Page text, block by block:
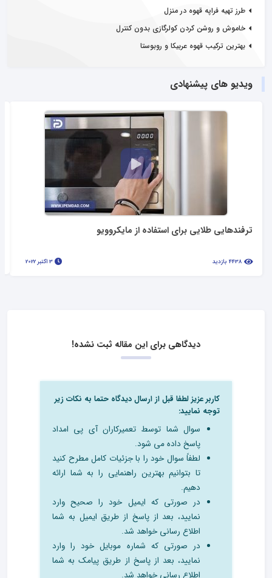
طرز تهیه فراپه قهوه در منزل
خاموش و روشن کردن کولرگازی بدون کنترل
بهترین ترکیب قهوه عربیکا و روبوستا
ویدیو های پیشنهادی
ترفندهایی طلایی برای استفاده از مایکروویو
دیدگاهی برای این مقاله ثبت نشده!
کاربر عزیز لطفا قبل از ارسال دیدگاه حتما به نکات زیر
توجه نمایید:
سوال شما توسط تعمیرکاران آی پی امداد
پاسخ داده می شود.
لطفاً سوال خود را با جزئیات کامل مطرح کنید
تا بتوانیم بهترین راهنمایی را به شما ارائه
دهیم.
در صورتی که ایمیل خود را صحیح وارد
نمایید، بعد از پاسخ از طریق ایمیل به شما
اطلاع رسانی خواهد شد.
در صورتی که شماره موبایل خود را وارد
نمایید، بعد از پاسخ از طریق پیامک به شما
اطلاع رسانی خواهد شد.